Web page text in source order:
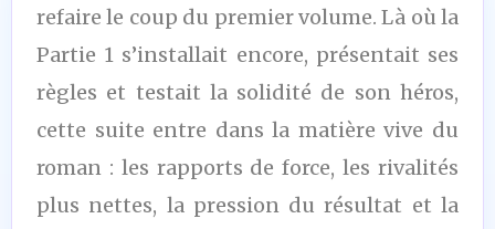
refaire le coup du premier volume. Là où la
Partie 1 s’installait encore, présentait ses
règles et testait la solidité de son héros,
cette suite entre dans la matière vive du
roman : les rapports de force, les rivalités
plus nettes, la pression du résultat et la